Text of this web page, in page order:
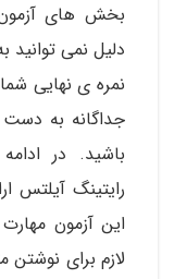
بخش های
دلیل نمی توانید
جداگانه به
باشید. در
رایتینگ آیلتس
این آزمون
لازم برای